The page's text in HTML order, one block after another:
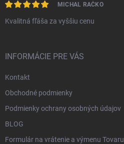
MICHAL RAČKO
Kvalitná fľáša za vyššiu cenu
INFORMÁCIE PRE VÁS
Kontakt
Obchodné podmienky
Podmienky ochrany osobných údajov
BLOG
Formulár na vrátenie a výmenu Tovaru